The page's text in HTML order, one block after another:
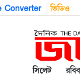
Converter ভিডিও
সিলেট